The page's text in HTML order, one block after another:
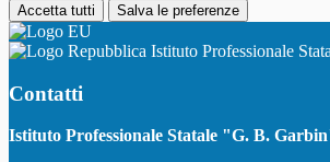
Accetta tutti Salva le preferenze
Istituto Professionale
Contatti
Istituto Professionale Statale "G. B.